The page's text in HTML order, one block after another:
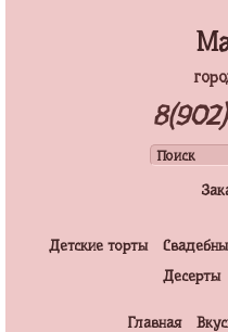
Детские торты
Десерты
Главная